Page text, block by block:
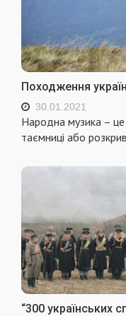
Походження
30.01.2021
Народна музика – це
таємниці або
“300 українських